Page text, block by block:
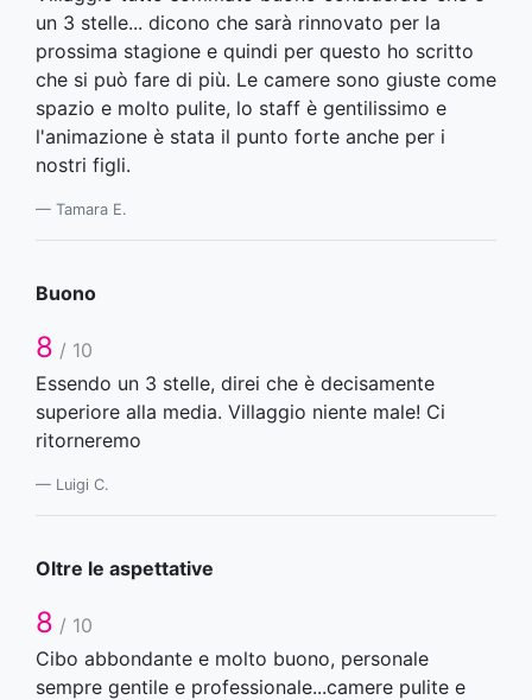
un 3 stelle... dicono che sarà rinnovato per la
prossima stagione e quindi per questo ho scritto
che si può fare di più. Le camere sono giuste come
spazio e molto pulite, lo staff è gentilissimo e
l'animazione è stata il punto forte anche per i
nostri figli.
Tamara E.
Buono
8 / 10
Essendo un 3 stelle, direi che è decisamente
superiore alla media. Villaggio niente male! Ci
ritorneremo
Luigi C.
Oltre le aspettative
8 / 10
Cibo abbondante e molto buono, personale
sempre gentile e professionale...camere pulite e